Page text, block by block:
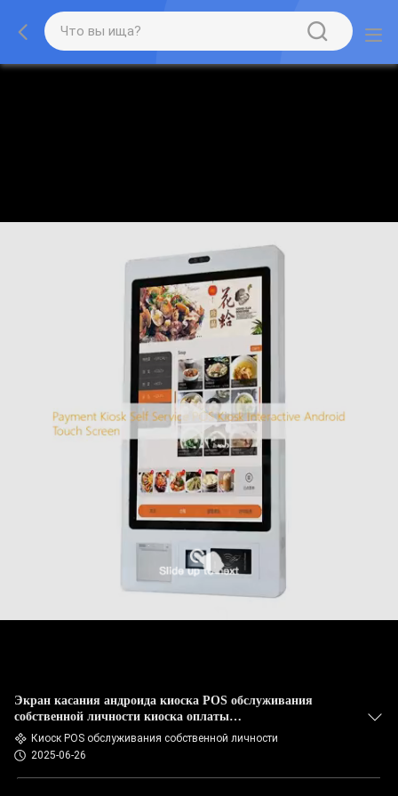
Экран касания андроида киоска POS обслуживания
собственной личности киоска оплаты
взаимодействующий
Киоск POS обслуживания собственной личности
2025-06-26